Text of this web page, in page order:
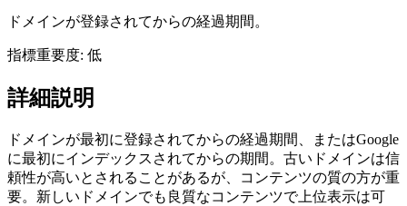
ドメインが登録されてからの経過期間。
指標重要度: 低
詳細説明
ドメインが最初に登録されてからの経過期間、またはGoogle
に最初にインデックスされてからの期間。古いドメインは信
頼性が高いとされることがあるが、コンテンツの質の方が重
要。新しいドメインでも良質なコンテンツで上位表示は可